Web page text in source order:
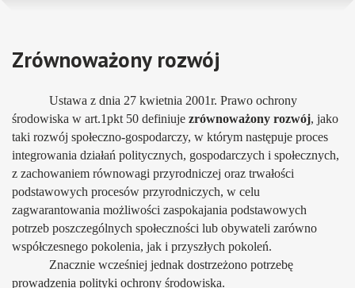
Menu
Zrównoważony rozwój
Ustawa z dnia 27 kwietnia 2001r. Prawo ochrony
środowiska w art.1pkt 50 definiuje zrównoważony rozwój, jako
taki rozwój społeczno-gospodarczy, w którym następuje proces
integrowania działań politycznych, gospodarczych i społecznych,
z zachowaniem równowagi przyrodniczej oraz trwałości
podstawowych procesów przyrodniczych, w celu
zagwarantowania możliwości zaspokajania podstawowych
potrzeb poszczególnych społeczności lub obywateli zarówno
współczesnego pokolenia, jak i przyszłych pokoleń.
Znacznie wcześniej jednak dostrzeżono potrzebę
prowadzenia polityki ochrony środowiska.